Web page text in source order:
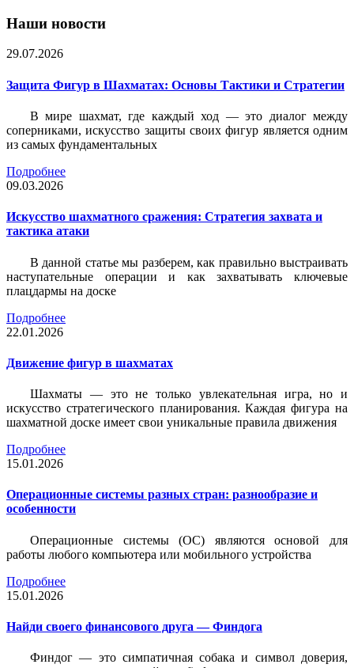
Наши новости
29.07.2026
Защита Фигур в Шахматах: Основы Тактики и Стратегии
В мире шахмат, где каждый ход — это диалог между
соперниками, искусство защиты своих фигур является одним
из самых фундаментальных
Подробнее
09.03.2026
Искусство шахматного сражения: Стратегия захвата и
тактика атаки
В данной статье мы разберем, как правильно выстраивать
наступательные операции и как захватывать ключевые
плацдармы на доске
Подробнее
22.01.2026
Движение фигур в шахматах
Шахматы — это не только увлекательная игра, но и
искусство стратегического планирования. Каждая фигура на
шахматной доске имеет свои уникальные правила движения
Подробнее
15.01.2026
Операционные системы разных стран: разнообразие и
особенности
Операционные системы (ОС) являются основой для
работы любого компьютера или мобильного устройства
Подробнее
15.01.2026
Найди своего финансового друга — Финдога
Финдог — это симпатичная собака и символ доверия,